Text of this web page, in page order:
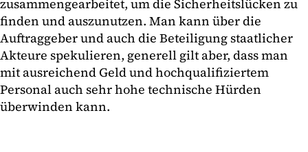
zusammengearbeitet, um die Sicherheitslücken zu
finden und auszunutzen. Man kann über die
Auftraggeber und auch die Beteiligung staatlicher
Akteure spekulieren, generell gilt aber, dass man
mit ausreichend Geld und hochqualifiziertem
Personal auch sehr hohe technische Hürden
überwinden kann.